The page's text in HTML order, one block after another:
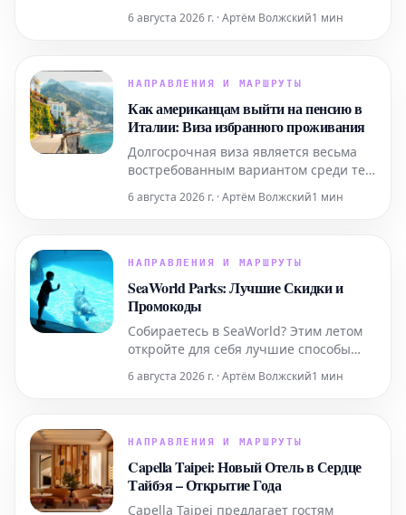
содержит всю необходимую
максимально эффективно
всемирно известной
достопримечательности. Узнайте, как
забронир
6 августа 2026 г. · Артём Волжский1 мин
НАПРАВЛЕНИЯ И МАРШРУТЫ
Как американцам выйти на пенсию в
Италии: Виза избранного проживания
Долгосрочная виза является весьма
востребованным вариантом среди тех,
постоянное жительство. Ниже
6 августа 2026 г. · Артём Волжский1 мин
НАПРАВЛЕНИЯ И МАРШРУТЫ
SeaWorld Parks: Лучшие Скидки и
Промокоды
Собираетесь в SeaWorld? Этим летом
откройте для себя лучшие способы
временных специальных
для учителей и военнослужащих.
6 августа 2026 г. · Артём Волжский1 мин
НАПРАВЛЕНИЯ И МАРШРУТЫ
Capella Taipei: Новый Отель в Сердце
Тайбэя – Открытие Года
Capella Taipei предлагает гостям